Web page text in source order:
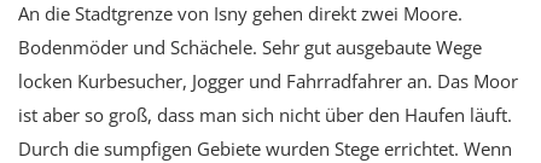
An die Stadtgrenze von Isny gehen direkt zwei Moore.
Bodenmöder und Schächele. Sehr gut ausgebaute Wege
locken Kurbesucher, Jogger und Fahrradfahrer an. Das Moor
ist aber so groß, dass man sich nicht über den Haufen läuft.
Durch die sumpfigen Gebiete wurden Stege errichtet. Wenn